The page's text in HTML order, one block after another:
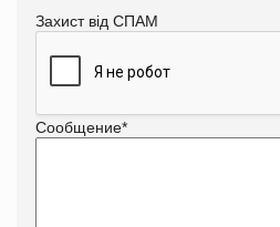
Захист від СПАМ
Сообщение*